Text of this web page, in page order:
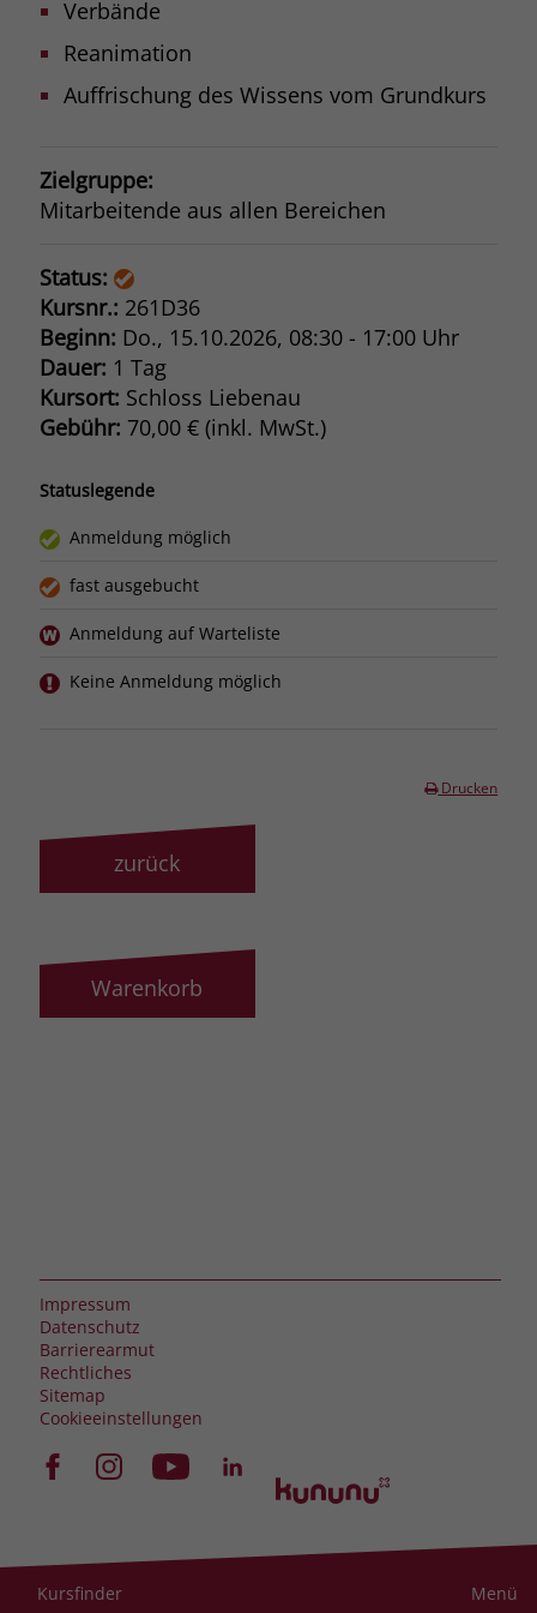
Verbände
Reanimation
Auffrischung des Wissens vom Grundkurs
Zielgruppe:
Mitarbeitende aus allen Bereichen
Status:
Kursnr.: 261D36
Beginn: Do., 15.10.2026, 08:30 - 17:00 Uhr
Dauer: 1 Tag
Kursort: Schloss Liebenau
Gebühr: 70,00 € (inkl. MwSt.)
Statuslegende
Anmeldung möglich
fast ausgebucht
Anmeldung auf Warteliste
Keine Anmeldung möglich
Drucken
zurück
Warenkorb
Impressum
Datenschutz
Barrierearmut
Rechtliches
Sitemap
Cookieeinstellungen
Kursfinder Menü
Name PHPSESSID
Anbieter stiftung-liebenau.de
Behält die Zustände des Benutzers bei
exklusiv für diese Website zu speichern.
Aktionen, die bei späteren Besuchen
Anbieter www.clarity.ms
Laufzeit 1 Jahr
Microsoft Clarity setzt dieses Cookie,
um die Seitenaufrufe eines Benutzers